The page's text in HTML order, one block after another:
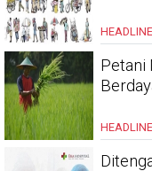
HEADLINE
Petani
HEADLINE